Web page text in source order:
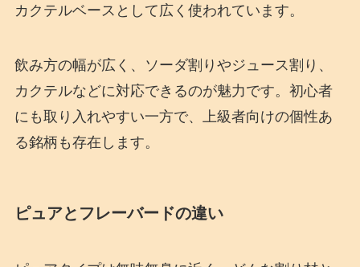
カクテルベースとして広く使われています。
飲み方の幅が広く、ソーダ割りやジュース割り、
カクテルなどに対応できるのが魅力です。初心者
にも取り入れやすい一方で、上級者向けの個性あ
る銘柄も存在します。
ピュアとフレーバードの違い